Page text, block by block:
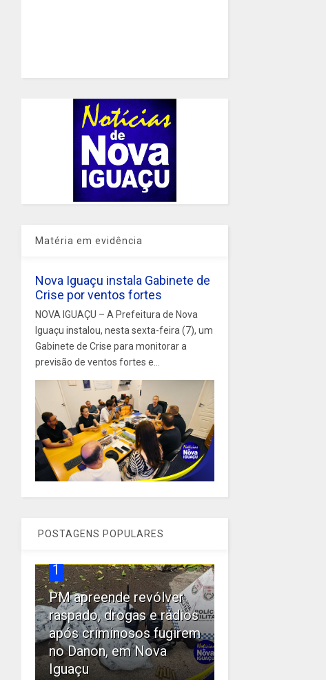
Matéria em evidência
Nova Iguaçu instala Gabinete de
Crise por ventos fortes
NOVA IGUAÇU – A Prefeitura de Nova
Iguaçu instalou, nesta sexta-feira (7), um
Gabinete de Crise para monitorar a
previsão de ventos fortes e...
POSTAGENS POPULARES
1
PM apreende revólver
raspado, drogas e rádios
após criminosos fugirem
no Danon, em Nova
Iguaçu